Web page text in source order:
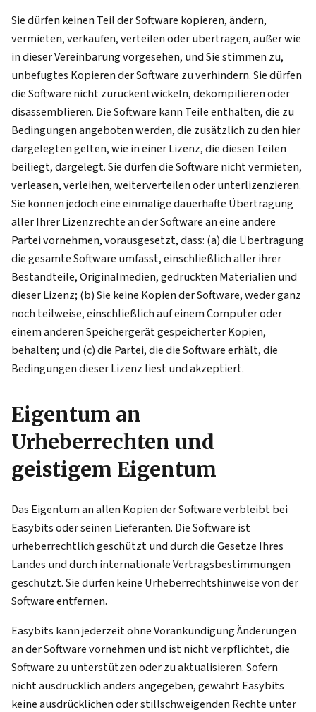
Sie dürfen keinen Teil der Software kopieren, ändern,
vermieten, verkaufen, verteilen oder übertragen, außer wie
in dieser Vereinbarung vorgesehen, und Sie stimmen zu,
unbefugtes Kopieren der Software zu verhindern. Sie dürfen
die Software nicht zurückentwickeln, dekompilieren oder
disassemblieren. Die Software kann Teile enthalten, die zu
Bedingungen angeboten werden, die zusätzlich zu den hier
dargelegten gelten, wie in einer Lizenz, die diesen Teilen
beiliegt, dargelegt. Sie dürfen die Software nicht vermieten,
verleasen, verleihen, weiterverteilen oder unterlizenzieren.
Sie können jedoch eine einmalige dauerhafte Übertragung
aller Ihrer Lizenzrechte an der Software an eine andere
Partei vornehmen, vorausgesetzt, dass: (a) die Übertragung
die gesamte Software umfasst, einschließlich aller ihrer
Bestandteile, Originalmedien, gedruckten Materialien und
dieser Lizenz; (b) Sie keine Kopien der Software, weder ganz
noch teilweise, einschließlich auf einem Computer oder
einem anderen Speichergerät gespeicherter Kopien,
behalten; und (c) die Partei, die die Software erhält, die
Bedingungen dieser Lizenz liest und akzeptiert.
Eigentum an
Urheberrechten und
geistigem Eigentum
Das Eigentum an allen Kopien der Software verbleibt bei
Easybits oder seinen Lieferanten. Die Software ist
urheberrechtlich geschützt und durch die Gesetze Ihres
Landes und durch internationale Vertragsbestimmungen
geschützt. Sie dürfen keine Urheberrechtshinweise von der
Software entfernen.
Easybits kann jederzeit ohne Vorankündigung Änderungen
an der Software vornehmen und ist nicht verpflichtet, die
Software zu unterstützen oder zu aktualisieren. Sofern
nicht ausdrücklich anders angegeben, gewährt Easybits
keine ausdrücklichen oder stillschweigenden Rechte unter